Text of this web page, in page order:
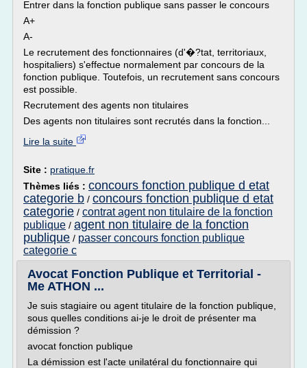
Entrer dans la fonction publique sans passer le concours
A+
A-
Le recrutement des fonctionnaires (d'�?tat, territoriaux,
hospitaliers) s'effectue normalement par concours de la
fonction publique. Toutefois, un recrutement sans concours
est possible.
Recrutement des agents non titulaires
Des agents non titulaires sont recrutés dans la fonction...
Lire la suite
Site : pratique.fr
Thèmes liés : concours fonction publique d etat
categorie b / concours fonction publique d etat
categorie / contrat agent non titulaire de la fonction
publique / agent non titulaire de la fonction
publique / passer concours fonction publique
categorie c
Avocat Fonction Publique et Territorial -
Me ATHON ...
Je suis stagiaire ou agent titulaire de la fonction publique,
sous quelles conditions ai-je le droit de présenter ma
démission ?
avocat fonction publique
La démission est l'acte unilatéral du fonctionnaire qui